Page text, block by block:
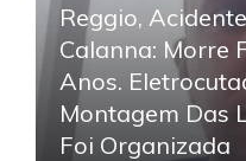
Reggio,
Calanna: Morre
Anos.
Montagem Das
Foi Organizada